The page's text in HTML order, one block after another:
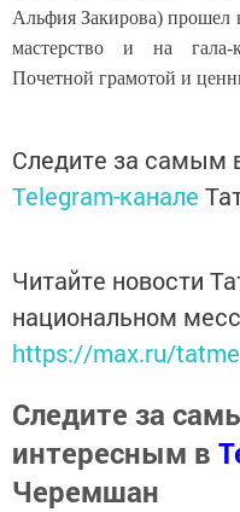
Альфия Закирова) прошел
мастерство и на гала-
Почетной грамотой и
Следите за самым
Telegram-канале
Читайте новости
национальном
https://max.ru/
Следите за
интересным в
Черемшан